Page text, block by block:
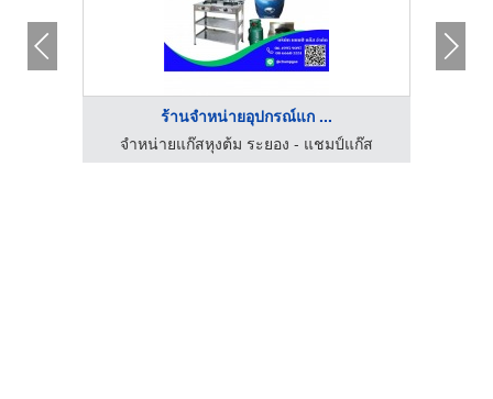
ร้านจำหน่ายอุปกรณ์แก ...
จำหน่ายแก๊สหุงต้ม ระยอง - แชมป์แก๊ส